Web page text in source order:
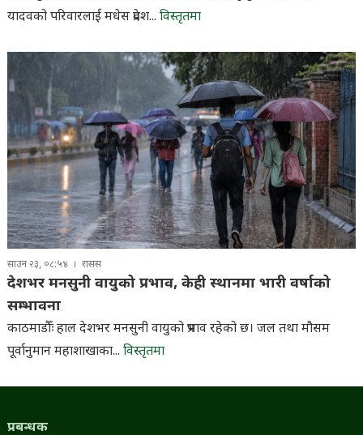
यादवको परिवारलाई मधेस प्रदेश... विस्तृतमा
साउन २३, ०८:५४ रासस
देशभर मनसुनी वायुको प्रभाव, केही स्थानमा भारी वर्षाको
सम्भावना
काठमाडौँः हाल देशभर मनसुनी वायुको प्रभाव रहेको छ। जल तथा मौसम
पूर्वानुमान महाशाखाका... विस्तृतमा
प्रबन्धक